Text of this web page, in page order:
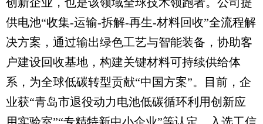
创新企业，也是该领域全球技术领跑者。公司提
供电池“收集-运输-拆解-再生-材料回收”全流程解
决方案，通过输出绿色工艺与智能装备，协助客
户建设回收基地，构建关键材料可持续供给体
系，为全球低碳转型贡献“中国方案”。目前，企
业获“青岛市退役动力电池低碳循环利用创新应